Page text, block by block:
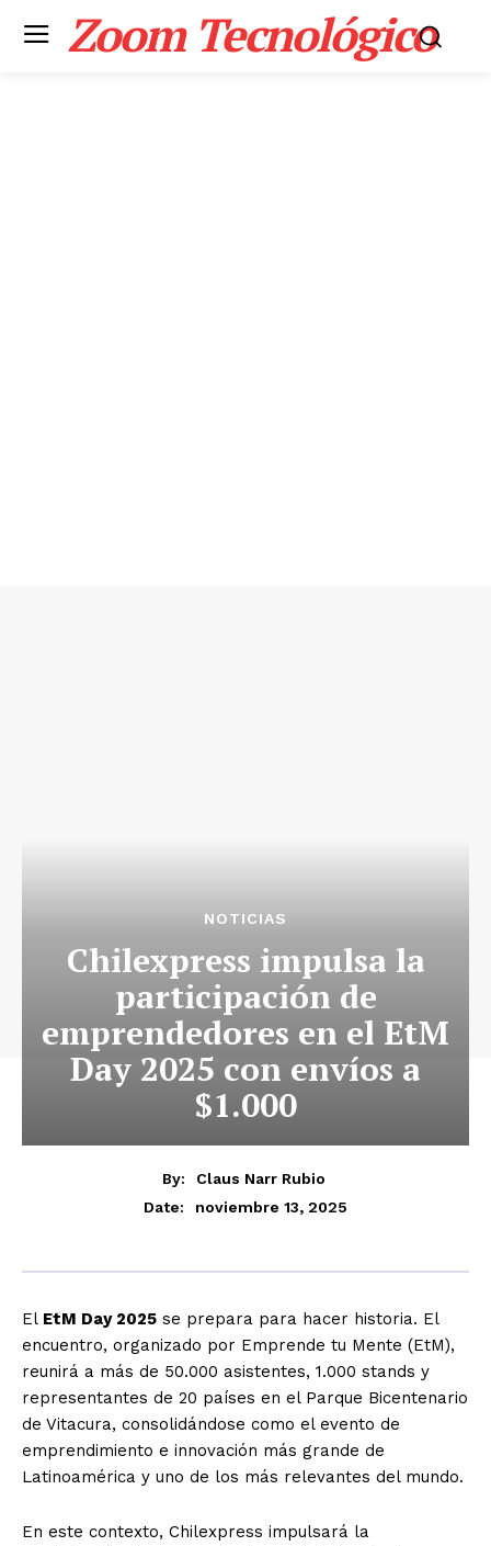
Zoom Tecnológico
NOTICIAS
Chilexpress impulsa la
participación de
emprendedores en el EtM
Day 2025 con envíos a
$1.000
By:
Claus Narr Rubio
Date:
noviembre 13, 2025
El EtM Day 2025 se prepara para hacer historia. El
encuentro, organizado por Emprende tu Mente (EtM),
reunirá a más de 50.000 asistentes, 1.000 stands y
representantes de 20 países en el Parque Bicentenario
de Vitacura, consolidándose como el evento de
emprendimiento e innovación más grande de
Latinoamérica y uno de los más relevantes del mundo.
En este contexto, Chilexpress impulsará la